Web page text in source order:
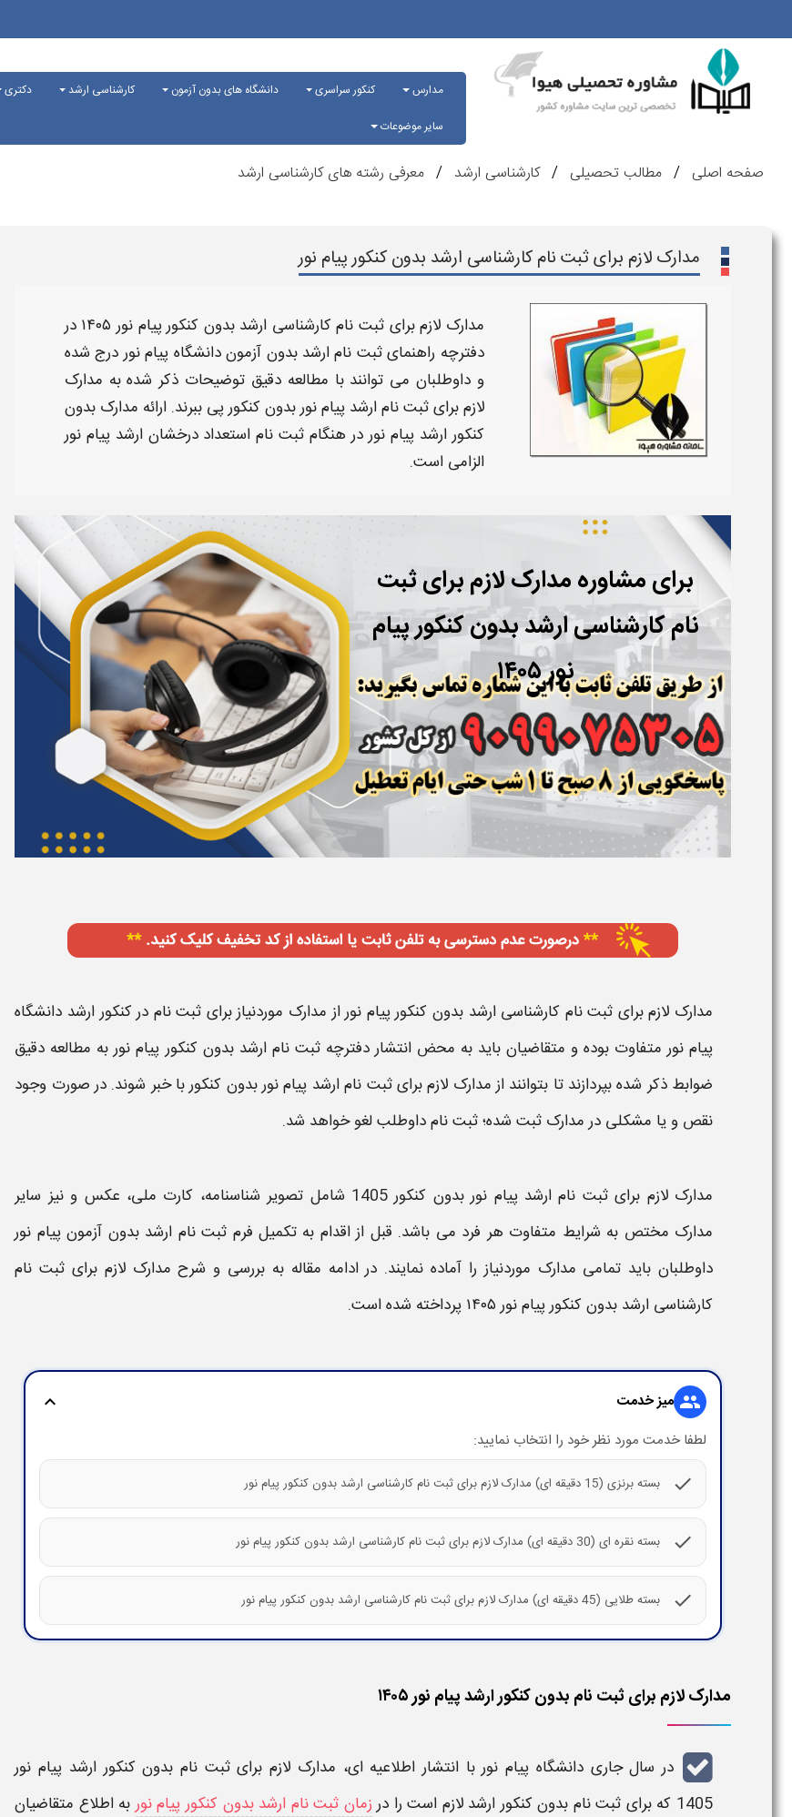
مدارس کنکور سراسری دانشگاه های بدون آزمون کارشناسی ارشد
دکتری
سایر موضوعات
صفحه اصلی مطالب تحصیلی کارشناسی ارشد معرفی رشته های کارشناسی ارشد
مدارک لازم برای ثبت نام کارشناسی ارشد بدون کنکور پیام نور
مدارک لازم برای ثبت نام کارشناسی ارشد بدون کنکور پیام نور ۱۴۰۵
در
دفترچه راهنمایثبت نام ارشد بدون آزمون دانشگاه پیام نوردرج شده
و داوطلبان می توانند با مطالعه دقیق توضیحات ذکر شده به مدارک
لازم برای ثبت نام ارشد پیام نور بدون کنکورپی ببرند. ارائه مدارک بدون
کنکور ارشد پیام نوردر هنگام ثبت نام استعداد درخشان ارشد پیام نور
الزامی است.
برای مشاوره مدارک لازم برای ثبت
نام کارشناسی ارشد بدون کنکور پیام
نور ۱۴۰۵
مدارک لازم برای ثبت نام کارشناسی ارشد بدون کنکور پیام نوراز مدارک موردنیازبرای ثبت نام در کنکورارشد دانشگاه
پیام نور متفاوت بوده و متقاضیان باید به محض انتشار دفترچه ثبت نام ارشد بدون کنکور پیام نوربه مطالعه دقیق
ضوابط ذکر شده بپردازند تا بتوانند ازمدارک لازم برای ثبت نام ارشد پیام نور بدون کنکوربا خبر شوند. در صورت وجود
نقص و یا مشکلی درمدارک ثبت شده؛ ثبت نام داوطلب لغو خواهد شد.
مدارک لازم برای ثبت نام ارشد پیام نور بدون کنکور 1405
شامل تصویر شناسنامه، کارت ملی، عکس و نیز سایر
مدارک مختص به شرایط متفاوت هر فرد می باشد. قبل از اقدام به تکمیل فرم ثبت نام ارشد بدون آزمون پیام نور
داوطلبان باید تمامی مدارک موردنیاز را آماده نمایند. در ادامه مقاله به بررسی و شرح مدارک لازم برای ثبت نام
کارشناسی ارشد بدون کنکور پیام نور ۱۴۰۵
پرداخته شده است.
group میز خدمت expand_more
لطفا خدمت مورد نظر خود را انتخاب نمایید:
check بسته برنزی (15 دقیقه ای) مدارک لازم برای ثبت نام کارشناسی ارشد بدون کنکور پیام نور
check بسته نقره ای (30 دقیقه ای) مدارک لازم برای ثبت نام کارشناسی ارشد بدون کنکور پیام نور
check بسته طلایی (45 دقیقه ای) مدارک لازم برای ثبت نام کارشناسی ارشد بدون کنکور پیام نور
مدارک لازم برای ثبت نام بدون کنکور ارشد پیام نور ۱۴۰۵
در سال جاری دانشگاه پیام نور با انتشار اطلاعیه ای، مدارک لازم برای ثبت نام بدون کنکور ارشد پیام نور
1405 که برای ثبت نام بدون کنکور ارشد لازم است را درزمان ثبت نام ارشد بدون کنکور پیام نوربه اطلاع متقاضیان